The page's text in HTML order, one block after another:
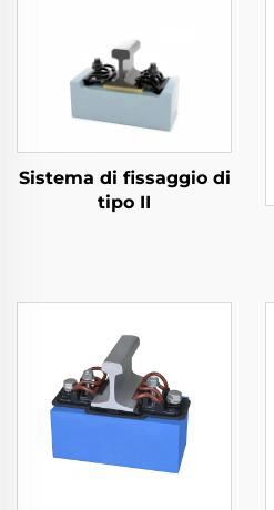
Sistema di fissaggio di
tipo II